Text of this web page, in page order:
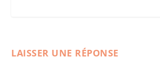
LAISSER UNE RÉPONSE